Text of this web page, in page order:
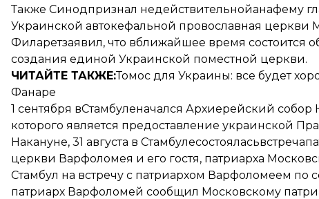
Также Синодпризнал недействительнойанафему
Украинской автокефальной провославная церкви
Филаретзаявил, что вближайшее время состоится
создания единой Украинской поместной церкви.
ЧИТАЙТЕ ТАКЖЕ:Томос для Украины: все будет
Фанаре
1 сентября вСтамбуленачался Архиерейский собор
которого является предоставление украинской
Накануне, 31 августа в Стамбулесостоялась
церкви Варфоломея и его гостя, патриарха
Стамбул на встречу с патриархом Варфоломеем по
патриарх Варфоломей сообщил Московскому